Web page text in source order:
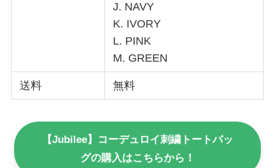
J. NAVY
K. IVORY
L. PINK
M. GREEN
送料 無料
【Jubilee】コーデュロイ刺繍トートバッ
グの購入はこちらから！